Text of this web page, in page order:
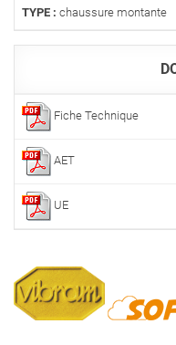
TYPE : chaussure montante
Fiche Technique
AET
UE